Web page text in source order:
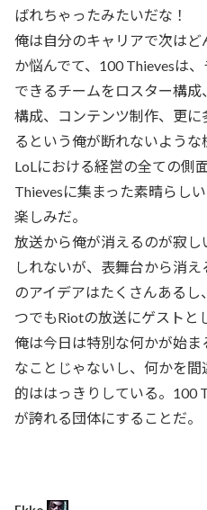
ばれちゃったみたいだな！
俺は自分のキャリアで次は
か悩んでて、100 Thievesは
できるチームをロスター構
構成、コンテンツ制作、更
るという俺が断れないような
LoLにおける経営の全ての側
Thievesに集まった素晴らし
楽しみだ。
放送から俺が消えるのが寂
しれないが、表舞台から消
のアイデアはたくさんある
つでもRiotの放送にゲストと
俺は今日は特別な何かが始
なことじゃないし、何かを
的ははっきりしている。100
が誇れる団体にすることだ。